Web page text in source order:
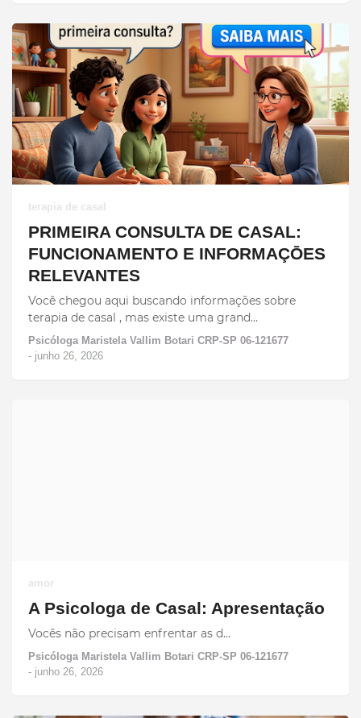
terapia de casal
PRIMEIRA CONSULTA DE CASAL:
FUNCIONAMENTO E INFORMAÇŌES
RELEVANTES
Você chegou aqui buscando informações sobre
terapia de casal , mas existe uma grand…
Psicóloga Maristela Vallim Botari CRP-SP 06-121677
- junho 26, 2026
amor
A Psicologa de Casal: Apresentação
Vocês não precisam enfrentar as d…
Psicóloga Maristela Vallim Botari CRP-SP 06-121677
- junho 26, 2026